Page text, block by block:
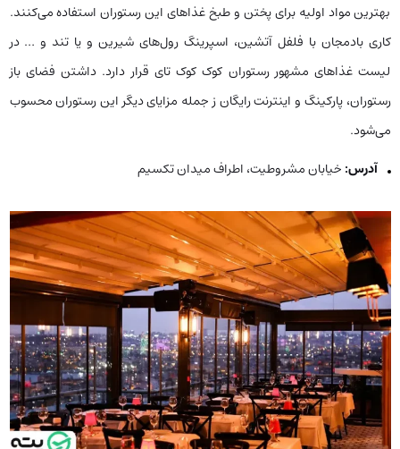
بهترین مواد اولیه برای پختن و طبخ غذاهای این رستوران استفاده می‌کنند.
کاری بادمجان با فلفل آتشین، اسپرینگ رول‌های شیرین و یا تند و … در
لیست غذاهای مشهور رستوران کوک کوک تای قرار دارد. داشتن فضای باز
رستوران، پارکینگ و اینترنت رایگان ز جمله مزایای دیگر این رستوران محسوب
می‌شود.
آدرس: خیابان مشروطیت، اطراف میدان تکسیم